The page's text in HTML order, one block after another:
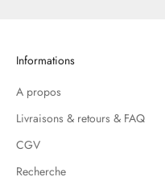
Informations
A propos
Livraisons & retours & FAQ
CGV
Recherche